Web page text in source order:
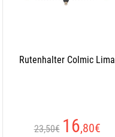
Rutenhalter Colmic Lima
23,50€ 16,80€